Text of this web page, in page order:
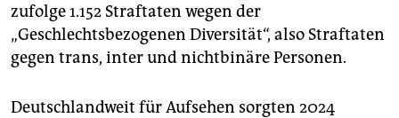
zufolge 1.152 Straftaten wegen der
„Geschlechtsbezogenen Diversität“, also Straftaten
gegen trans, inter und nichtbinäre Personen.
Deutschlandweit für Aufsehen sorgten 2024